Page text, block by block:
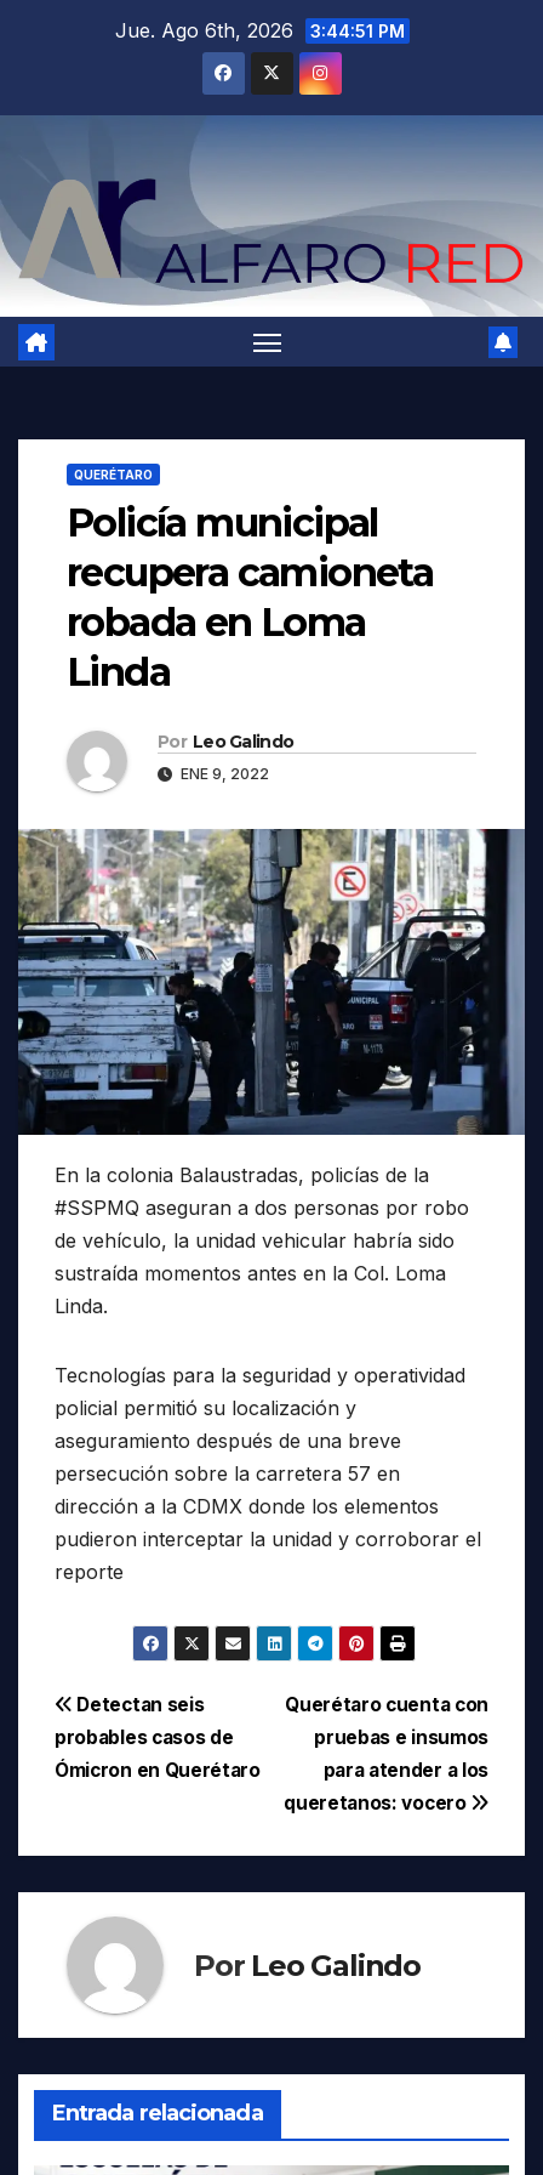
Jue. Ago 6th, 2026 3:44:52 PM
QUERÉTARO
Policía municipal
recupera camioneta
robada en Loma
Linda
Por Leo Galindo
ENE 9, 2022
En la colonia Balaustradas, policías de la
#SSPMQ aseguran a dos personas por robo
de vehículo, la unidad vehicular habría sido
sustraída momentos antes en la Col. Loma
Linda.
Tecnologías para la seguridad y operatividad
policial permitió su localización y
aseguramiento después de una breve
persecución sobre la carretera 57 en
dirección a la CDMX donde los elementos
pudieron interceptar la unidad y corroborar el
reporte
Navegación
de
Querétaro cuenta con
pruebas e insumos
para atender a los
queretanos: vocero
Detectan seis
probables casos de
Ómicron en Querétaro
Por Leo Galindo
Entrada relacionada